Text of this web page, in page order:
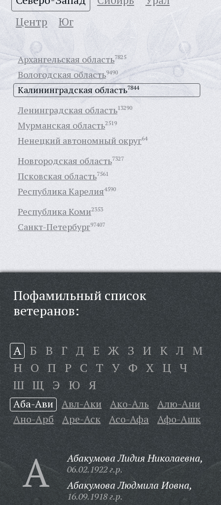
Центр
Юг
Архангельская область7825
Вологодская область9490
Калининградская область7844
Ленинградская область13290
Мурманская область2519
Ненецкий автономный округ64
Новгородская область7327
Псковская область7561
Республика Карелия4590
Республика Коми2353
Санкт-Петербург97407
Пофамильный список
ветеранов:
А Б В Г Д Е Ж З И К Л М
Н О П Р С Т У Ф Х Ц Ч
Ш Щ Э Ю Я
Аба-Ави Авл-Аки Ако-Аль
Алю-Ани
Ано-Арб
Аре-Аск Асо-Афа Афо-Ашк
А Абакумова Лидия Николаевна,
06.02.1922 г.р.
Абакумова Людмила Иовна,
16.09.1918 г.р.